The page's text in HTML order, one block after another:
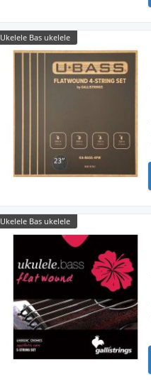
Ukelele Bas ukelele
Ukelele Bas ukelele